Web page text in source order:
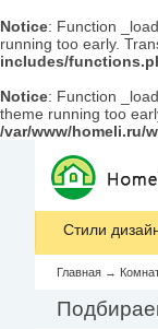
Notice: Function
running too early.
includes/
Notice: Function
theme running too
/var/www/homeli.ru/
Стили
Главная →